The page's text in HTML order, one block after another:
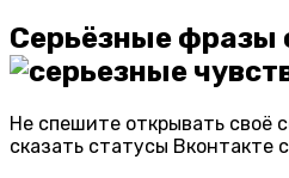
Серьёзные фразы
Не спешите открывать своё
сказать статусы Вконтакте